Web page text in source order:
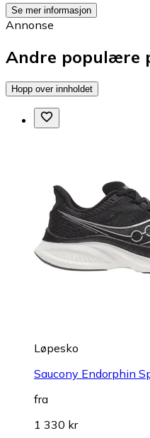
Se mer informasjon
Annonse
Andre populære
Hopp over innholdet
Løpesko
Saucony Endorphin
fra
1 330 kr